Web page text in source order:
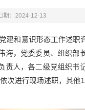
期：2024-12-13
和意识形态工作述职
海，党委委员、组织部
人，各二级党组织书
次进行现场述职，其他